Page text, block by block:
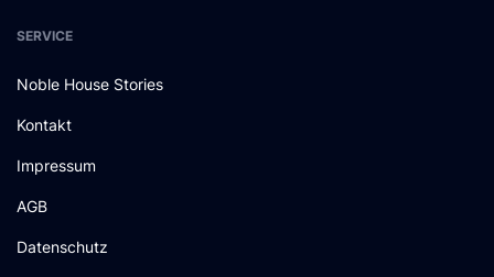
SERVICE
Noble House Stories
Kontakt
Impressum
AGB
Datenschutz